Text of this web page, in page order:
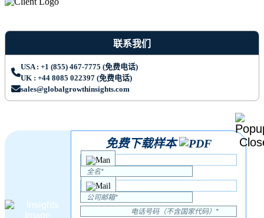
联系我们
USA : +1 (855) 467-7775 (免费电话)
UK : +44 8085 022397 (免费电话)
sales@globalgrowthinsights.com
免费下载样本